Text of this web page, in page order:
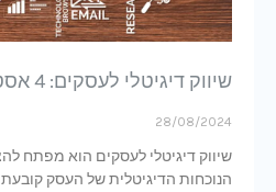
שיווק דיגיטלי לעסקים: 4 אסטרטגיות מרכזיות
28/08/2024
שיווק דיגיטלי לעסקים הוא מפתח להצלחה
הנוכחות הדיגיטלית של העסק קובעת את